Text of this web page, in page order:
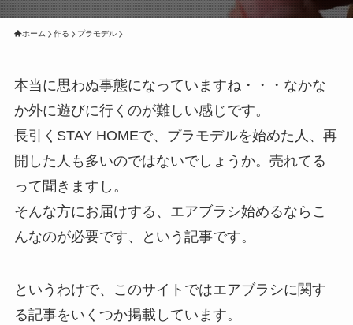
ホーム 作る プラモデル
本当に思わぬ事態になっていますね・・・なかな
か外に遊びに行くのが難しい感じです。
長引くSTAY HOMEで、プラモデルを始めた人、再
開した人も多いのではないでしょうか。売れてる
って聞きますし。
そんな方にお届けする、エアブラシ始めるならこ
んなのが必要です、という記事です。
というわけで、このサイトではエアブラシに関す
る記事をいくつか掲載しています。